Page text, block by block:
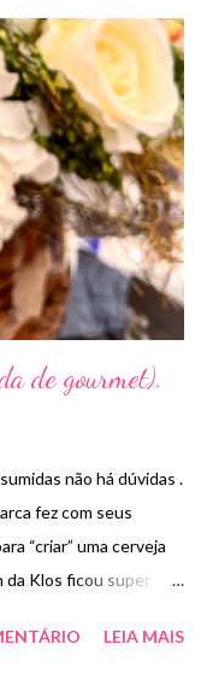
de gourmet).
não há dúvidas .
fez com seus
“criar” uma cerveja
Klos ficou super
me cadastrei para
LEIA MAIS